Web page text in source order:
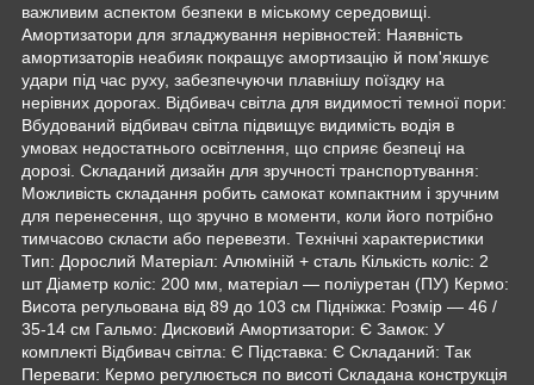
важливим аспектом безпеки в міському середовищі.
Амортизатори для згладжування нерівностей: Наявність
амортизаторів неабияк покращує амортизацію й пом'якшує
удари під час руху, забезпечуючи плавнішу поїздку на
нерівних дорогах. Відбивач світла для видимості темної пори:
Вбудований відбивач світла підвищує видимість водія в
умовах недостатнього освітлення, що сприяє безпеці на
дорозі. Складаний дизайн для зручності транспортування:
Можливість складання робить самокат компактним і зручним
для перенесення, що зручно в моменти, коли його потрібно
тимчасово скласти або перевезти. Технічні характеристики
Тип: Дорослий Матеріал: Алюміній + сталь Кількість коліс: 2
шт Діаметр коліс: 200 мм, матеріал — поліуретан (ПУ) Кермо:
Висота регульована від 89 до 103 см Підніжка: Розмір — 46 /
35-14 см Гальмо: Дисковий Амортизатори: Є Замок: У
комплекті Відбивач світла: Є Підставка: Є Складаний: Так
Переваги: Кермо регулюється по висоті Складана конструкція